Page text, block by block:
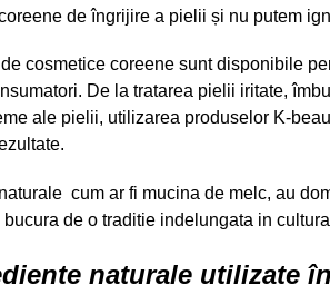
de îngrijire a pielii și nu putem
cosmetice coreene sunt disponibile
De la tratarea pielii iritate,
ale pielii, utilizarea produselor K-
cum ar fi mucina de melc, au
de o traditie indelungata in
naturale utilizate